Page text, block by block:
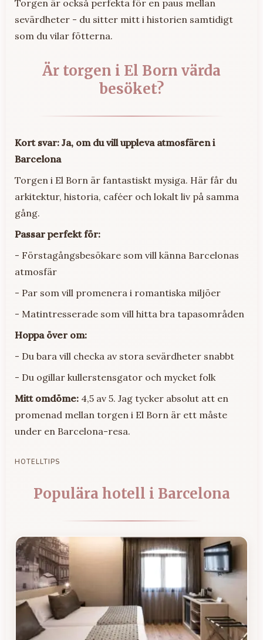
Torgen är också perfekta för en paus mellan
sevärdheter - du sitter mitt i historien samtidigt
som du vilar fötterna.
Är torgen i El Born värda
besöket?
Kort svar: Ja, om du vill uppleva atmosfären i
Barcelona
Torgen i El Born är fantastiskt mysiga. Här får du
arkitektur, historia, caféer och lokalt liv på samma
gång.
Passar perfekt för:
- Förstagångsbesökare som vill känna Barcelonas
atmosfär
- Par som vill promenera i romantiska miljöer
- Matintresserade som vill hitta bra tapasområden
Hoppa över om:
- Du bara vill checka av stora sevärdheter snabbt
- Du ogillar kullerstensgator och mycket folk
Mitt omdöme: 4,5 av 5. Jag tycker absolut att en
promenad mellan torgen i El Born är ett måste
under en Barcelona-resa.
HOTELLTIPS
Populära hotell i Barcelona